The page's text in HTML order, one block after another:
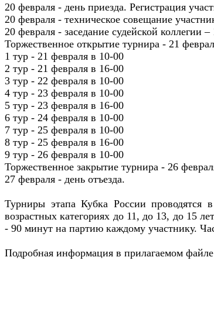
20 февраля - день приезда. Регистрация
20 февраля - техническое совещание
20 февраля - заседание судейской коллегии –
Торжественное открытие турнира - 21
1 тур - 21 февраля в 10-00
2 тур - 21 февраля в 16-00
3 тур - 22 февраля в 10-00
4 тур - 23 февраля в 10-00
5 тур - 23 февраля в 16-00
6 тур - 24 февраля в 10-00
7 тур - 25 февраля в 10-00
8 тур - 25 февраля в 16-00
9 тур - 26 февраля в 10-00
Торжественное закрытие турнира - 26
27 февраля - день отъезда.
Турниры этапа Кубка России
возрастных категориях до 11, до 13, до 15
- 90 минут на партию каждому участнику.
Подробная информация в прилагаемом